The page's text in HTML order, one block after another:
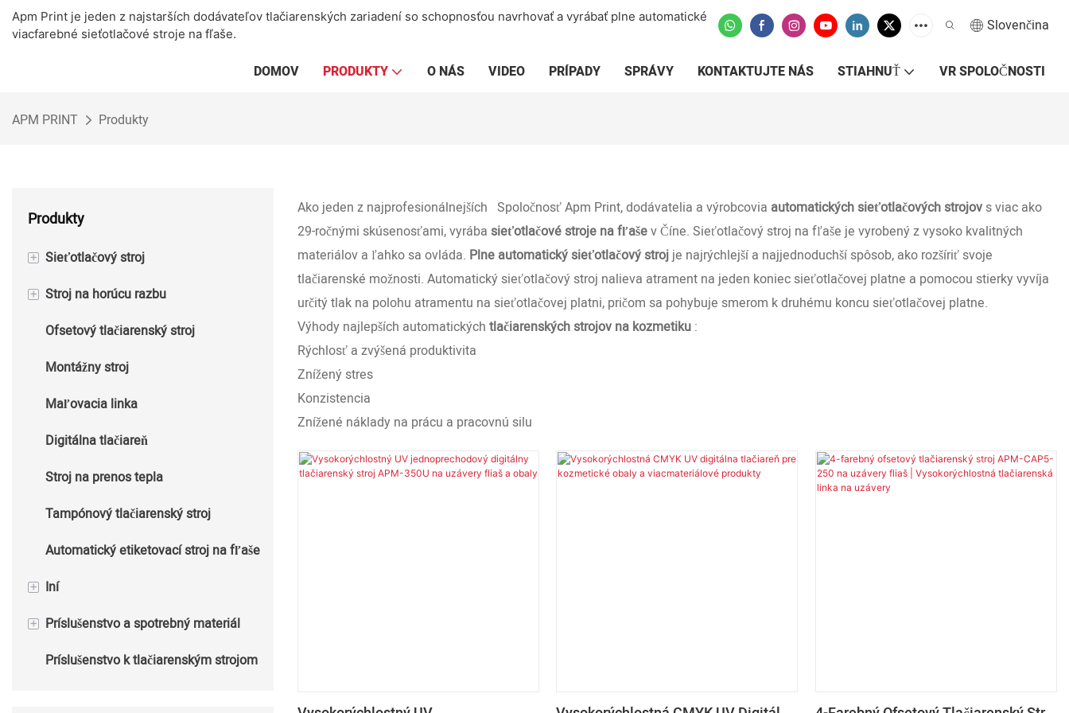
Apm Print je jeden z najstarších dodávateľov tlačiarenských zariadení so schopnosťou navrhovať a vyrábať plne automatické
viacfarebné sieťotlačové stroje na fľaše.
Slovenčina
DOMOV PRODUKTY O NÁS VIDEO PRÍPADY SPRÁVY KONTAKTUJTE NÁS STIAHNUŤ VR SPOLOČNOSTI
APM PRINT Produkty
Produkty
+ Sieťotlačový stroj
Poloautomatický sieťotlačový stroj
Automatický sieťotlačový stroj
+ Stroj na horúcu razbu
Poloautomatický stroj na razenie
Ofsetový tlačiarenský stroj
Montážny stroj
Maľovacia linka
Digitálna tlačiareň
Stroj na prenos tepla
Tampónový tlačiarenský stroj
Automatický etiketovací stroj na fľaše
+ Iní
Stroj na výrobu pohárov
Baliaci stroj
+ Príslušenstvo a spotrebný materiál
Spotrebný materiál pre tlačiarenské
Príslušenstvo k tlačiarenským strojom
Ako jeden z najprofesionálnejších Spoločnosť Apm Print, dodávatelia a výrobcovia automatických sieťotlačových strojovs viac ako
29-ročnými skúsenosťami, vyrába sieťotlačové stroje na fľašev Číne. Sieťotlačový stroj na fľaše je vyrobený z vysoko kvalitných
materiálov a ľahko sa ovláda. Plne automatický sieťotlačový strojje najrýchlejší a najjednoduchší spôsob, ako rozšíriť svoje
tlačiarenské možnosti. Automatický sieťotlačový stroj nalieva atrament na jeden koniec sieťotlačovej platne a pomocou stierky vyvíja
určitý tlak na polohu atramentu na sieťotlačovej platni, pričom sa pohybuje smerom k druhému koncu sieťotlačovej platne.
Výhody najlepších automatických tlačiarenských strojov na kozmetiku:
Rýchlosť a zvýšená produktivita
Znížený stres
Konzistencia
Znížené náklady na prácu a pracovnú silu